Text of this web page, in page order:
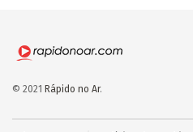
© 2021 Rápido no Ar.